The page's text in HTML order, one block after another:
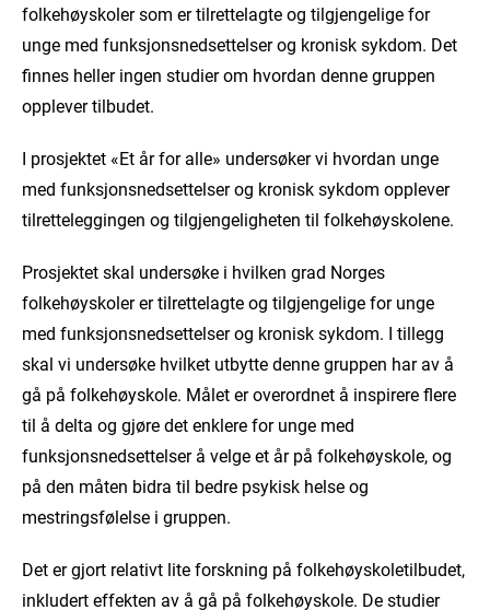
folkehøyskoler som er tilrettelagte og tilgjengelige for
unge med funksjonsnedsettelser og kronisk sykdom. Det
finnes heller ingen studier om hvordan denne gruppen
opplever tilbudet.
I prosjektet «Et år for alle» undersøker vi hvordan unge
med funksjonsnedsettelser og kronisk sykdom opplever
tilretteleggingen og tilgjengeligheten til folkehøyskolene.
Prosjektet skal undersøke i hvilken grad Norges
folkehøyskoler er tilrettelagte og tilgjengelige for unge
med funksjonsnedsettelser og kronisk sykdom. I tillegg
skal vi undersøke hvilket utbytte denne gruppen har av å
gå på folkehøyskole. Målet er overordnet å inspirere flere
til å delta og gjøre det enklere for unge med
funksjonsnedsettelser å velge et år på folkehøyskole, og
på den måten bidra til bedre psykisk helse og
mestringsfølelse i gruppen.
Det er gjort relativt lite forskning på folkehøyskoletilbudet,
inkludert effekten av å gå på folkehøyskole. De studier